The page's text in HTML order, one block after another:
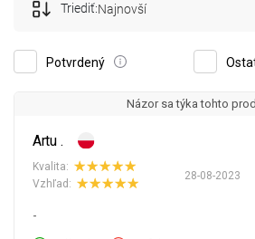
Potvrdený
Triediť:Najnovší
Názor sa týka tohto
Artu .
28-08-2023
Kvalita:
Vzhľad:
-